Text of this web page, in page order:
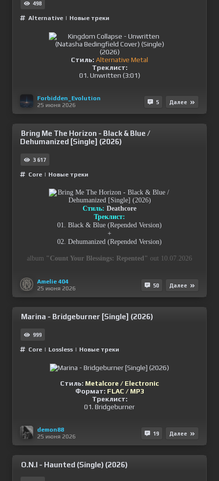
498
Alternative | Новые треки
Стиль: Alternative Metal
Треклист:
01. Unwritten (3:01)
Forbidden_Evolution
25 июня 2026
5 Далее
Bring Me The Horizon - Black & Blue /
Dehumanized [Single] (2026)
3 617
Сore | Новые треки
Стиль: Deathcore
Треклист:
01. Black & Blue (Repended Version)
+
02. Dehumanized (Repended Version)
album "Count Your Blessings: Repented" out 10.07.2026
Amelie 404
25 июня 2026
50 Далее
Marina - Bridgeburner [Single] (2026)
999
Сore | Lossless | Новые треки
Стиль: Metalcore / Electronic
Формат: FLAC / MP3
Треклист:
01. Bridgeburner
demon88
25 июня 2026
19 Далее
O.N.I - Haunted (Single) (2026)